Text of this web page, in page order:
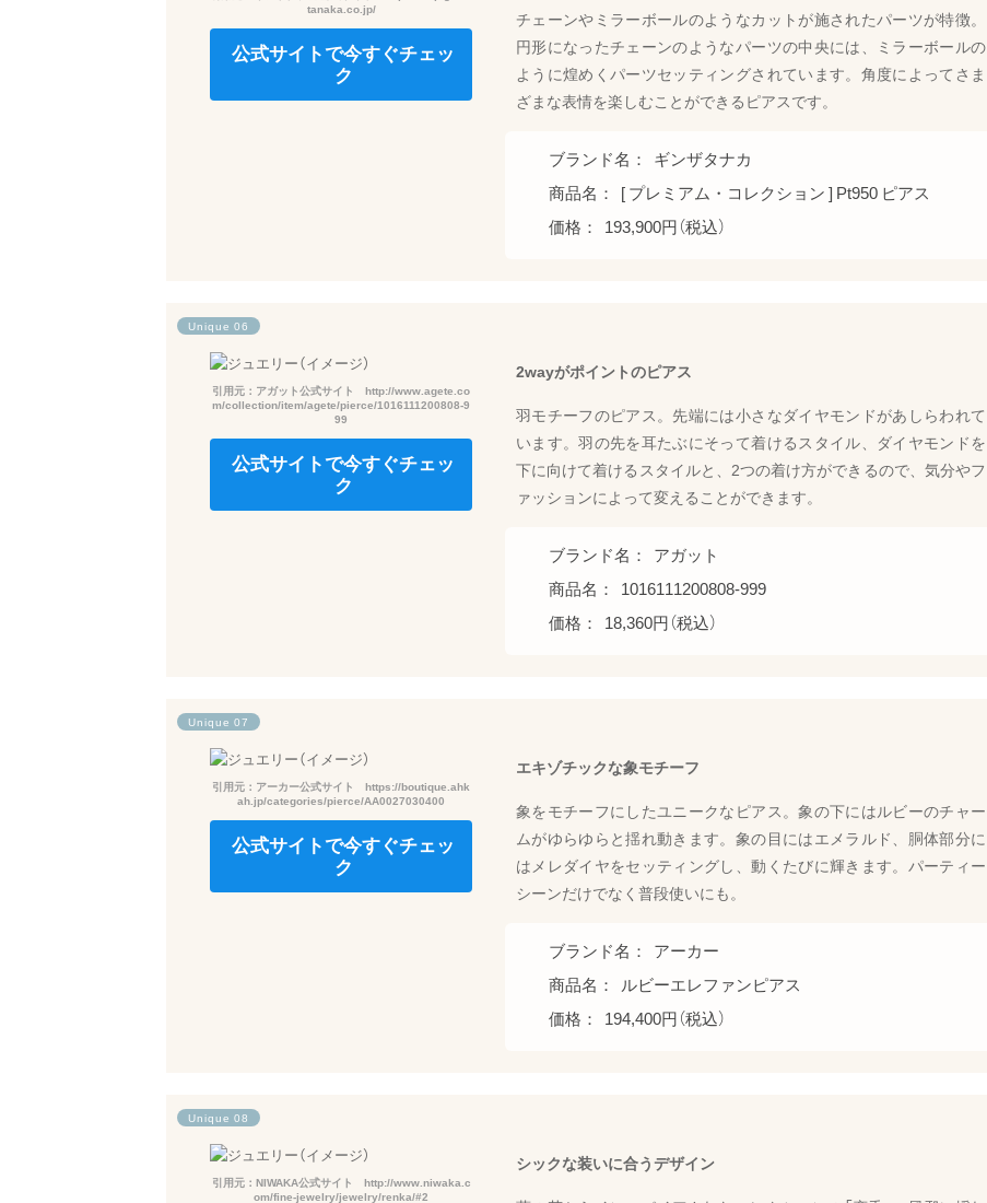
tanaka.co.jp/
公式サイトで今すぐチェッ
ク
チェーンやミラーボールのようなカットが施されたパーツが特徴。
円形になったチェーンのようなパーツの中央には、ミラーボールの
ように煌めくパーツセッティングされています。角度によってさま
ざまな表情を楽しむことができるピアスです。
ブランド名： ギンザタナカ
商品名： [ プレミアム・コレクション ] Pt950 ピアス
価格： 193,900円（税込）
Unique 06
引用元：アガット公式サイト http://www.agete.co
m/collection/item/agete/pierce/1016111200808-9
99
公式サイトで今すぐチェッ
ク
2wayがポイントのピアス
羽モチーフのピアス。先端には小さなダイヤモンドがあしらわれて
います。羽の先を耳たぶにそって着けるスタイル、ダイヤモンドを
下に向けて着けるスタイルと、2つの着け方ができるので、気分やフ
ァッションによって変えることができます。
ブランド名： アガット
商品名： 1016111200808-999
価格： 18,360円（税込）
Unique 07
引用元：アーカー公式サイト https://boutique.ahk
ah.jp/categories/pierce/AA0027030400
公式サイトで今すぐチェッ
ク
エキゾチックな象モチーフ
象をモチーフにしたユニークなピアス。象の下にはルビーのチャー
ムがゆらゆらと揺れ動きます。象の目にはエメラルド、胴体部分に
はメレダイヤをセッティングし、動くたびに輝きます。パーティー
シーンだけでなく普段使いにも。
ブランド名： アーカー
商品名： ルビーエレファンピアス
価格： 194,400円（税込）
Unique 08
引用元：NIWAKA公式サイト http://www.niwaka.c
om/fine-jewelry/jewelry/renka/#2
シックな装いに合うデザイン